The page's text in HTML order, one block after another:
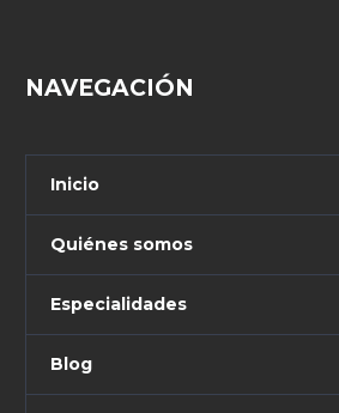
NAVEGACIÓN
Inicio
Quiénes somos
Especialidades
Blog